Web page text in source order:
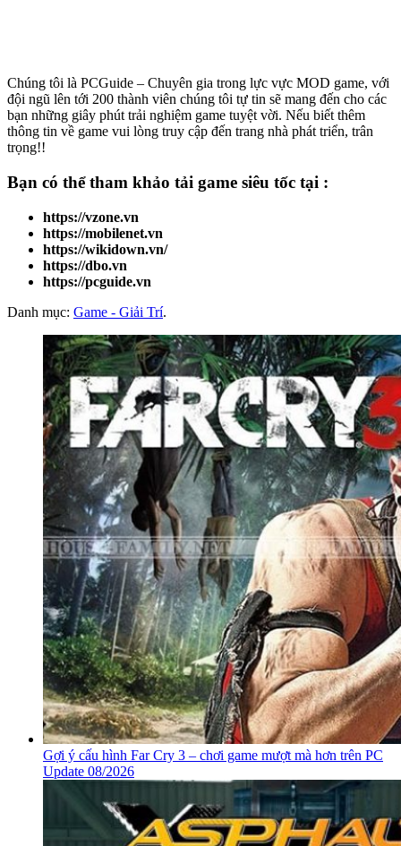
Chúng tôi là PCGuide – Chuyên gia trong lực vực MOD game, với
đội ngũ lên tới 200 thành viên chúng tôi tự tin sẽ mang đến cho các
bạn những giây phút trải nghiệm game tuyệt vời. Nếu biết thêm
thông tin về game vui lòng truy cập đến trang nhà phát triển, trân
trọng!!
Bạn có thể tham khảo tải game siêu tốc tại :
https://vzone.vn
https://mobilenet.vn
https://wikidown.vn/
https://dbo.vn
https://pcguide.vn
Danh mục: Game - Giải Trí.
Gợi ý cấu hình Far Cry 3 – chơi game mượt mà hơn trên PC
Update 08/2026